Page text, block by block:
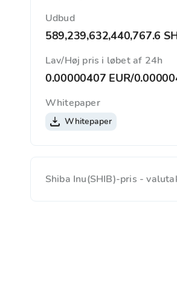
Udbud
589,239,632,440,767.6
Lav/Høj pris i løbet af 24h
0.00000407 EUR/
Whitepaper
Whitepaper
Shiba Inu(SHIB)-pris -